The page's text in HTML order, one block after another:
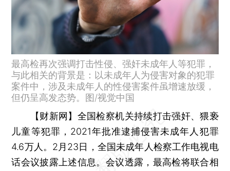
最高检再次强调打击性侵、强奸未成年人等犯罪，
与此相关的背景是：以未成年人为侵害对象的犯罪
案件中，涉及未成年人的性侵害案件虽增速放缓，
但仍呈高发态势。图/视觉中国
【财新网】 全国检察机关持续打击强奸、猥亵
儿童等犯罪，2021年批准逮捕侵害未成年人犯罪
4.6万人。2月23日，全国未成年人检察工作电视电
话会议披露上述信息。会议透露，最高检将联合相